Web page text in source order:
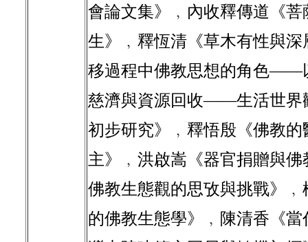
會論文集》﹐內收釋傳道《
生》﹐釋恆清《草木有性與
移過程中佛教思想的角色——
慈濟與資源回收——生活世界
初步研究》﹐釋悟殷《佛教
主》﹐洪啟嵩《器官捐贈與
佛教生態觀的思攷與挑戰》
的佛教生態學》﹐陳清香《